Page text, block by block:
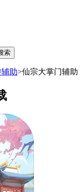
助>仙宗大掌门辅助